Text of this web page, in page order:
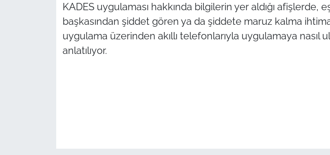
KADES uygulaması hakkında bilgilerin yer aldığı afişlerde,
başkasından şiddet gören ya da şiddete maruz kalma
uygulama üzerinden akıllı telefonlarıyla uygulamaya nasıl
anlatılıyor.